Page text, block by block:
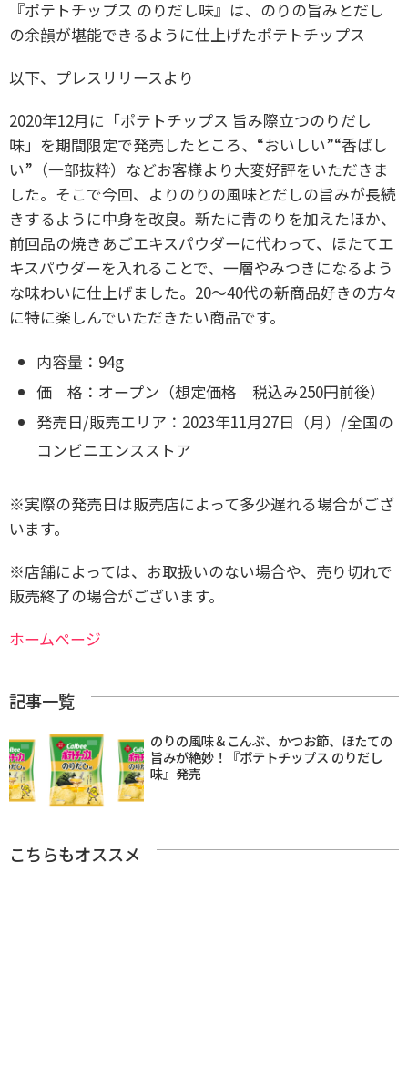
『ポテトチップス のりだし味』は、のりの旨みとだし
の余韻が堪能できるように仕上げたポテトチップス
以下、プレスリリースより
2020年12月に「ポテトチップス 旨み際立つのりだし
味」を期間限定で発売したところ、“おいしい”“香ばし
い”（一部抜粋）などお客様より大変好評をいただきま
した。そこで今回、よりのりの風味とだしの旨みが長続
きするように中身を改良。新たに青のりを加えたほか、
前回品の焼きあごエキスパウダーに代わって、ほたてエ
キスパウダーを入れることで、一層やみつきになるよう
な味わいに仕上げました。20～40代の新商品好きの方々
に特に楽しんでいただきたい商品です。
内容量：94g
価 格：オープン（想定価格 税込み250円前後）
発売日/販売エリア：2023年11月27日（月）/全国の
コンビニエンスストア
※実際の発売日は販売店によって多少遅れる場合がござ
います。
※店舗によっては、お取扱いのない場合や、売り切れで
販売終了の場合がございます。
ホームページ
記事一覧
のりの風味＆こんぶ、かつお節、ほたての
旨みが絶妙！『ポテトチップス のりだし
味』発売
こちらもオススメ